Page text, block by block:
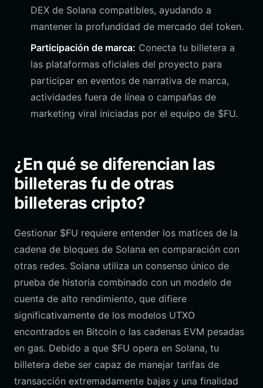
DEX de Solana compatibles, ayudando a
mantener la profundidad de mercado del token.
Participación de marca: Conecta tu billetera a
las plataformas oficiales del proyecto para
participar en eventos de narrativa de marca,
actividades fuera de línea o campañas de
marketing viral iniciadas por el equipo de $FU.
¿En qué se diferencian las
billeteras fu de otras
billeteras cripto?
Gestionar $FU requiere entender los matices de la
cadena de bloques de Solana en comparación con
otras redes. Solana utiliza un consenso único de
prueba de historia combinado con un modelo de
cuenta de alto rendimiento, que difiere
significativamente de los modelos UTXO
encontrados en Bitcoin o las cadenas EVM pesadas
en gas. Debido a que $FU opera en Solana, tu
billetera debe ser capaz de manejar tarifas de
transacción extremadamente bajas y una finalidad